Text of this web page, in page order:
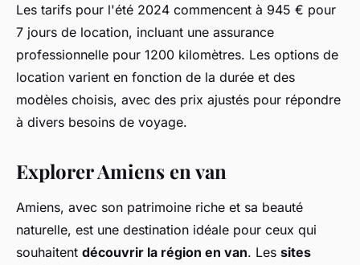
Les tarifs pour l'été 2024 commencent à 945 € pour
7 jours de location, incluant une assurance
professionnelle pour 1200 kilomètres. Les options de
location varient en fonction de la durée et des
modèles choisis, avec des prix ajustés pour répondre
à divers besoins de voyage.
Explorer Amiens en van
Amiens, avec son patrimoine riche et sa beauté
naturelle, est une destination idéale pour ceux qui
souhaitent découvrir la région en van. Les sites